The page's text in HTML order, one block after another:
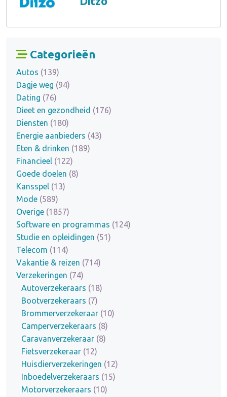
Categorieën
Autos (139)
Dagje weg (94)
Dating (76)
Dieet en gezondheid (176)
Diensten (180)
Energie aanbieders (43)
Eten & drinken (189)
Financieel (122)
Goede doelen (8)
Kansspel (13)
Mode (589)
Overige (1857)
Software en programmas (124)
Studie en opleidingen (51)
Telecom (114)
Vakantie & reizen (714)
Verzekeringen (74)
Autoverzekeraars (18)
Bootverzekeraars (7)
Brommerverzekeraar (10)
Camperverzekeraars (8)
Caravanverzekeraar (8)
Fietsverzekeraar (12)
Huisdierverzekeringen (12)
Inboedelverzekeraars (15)
Motorverzekeraars (10)